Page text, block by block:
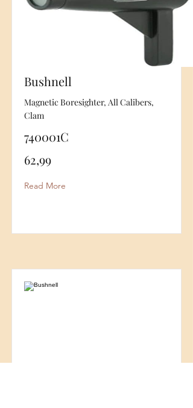
Bushnell
Magnetic Boresighter, All Calibers,
Clam
740001C
62,99
Read More